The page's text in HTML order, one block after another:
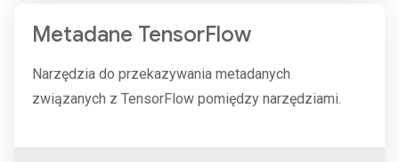
Metadane TensorFlow
Narzędzia do przekazywania metadanych
związanych z TensorFlow pomiędzy narzędziami.